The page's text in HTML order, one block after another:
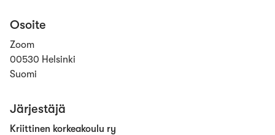
Osoite
Zoom
00530 Helsinki
Suomi
Järjestäjä
Kriittinen korkeakoulu ry